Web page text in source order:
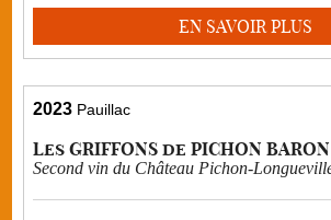
EN SAVOIR PLUS
2023 Pauillac
Les GRIFFONS de PICHON BARON
Second vin du Château Pichon-